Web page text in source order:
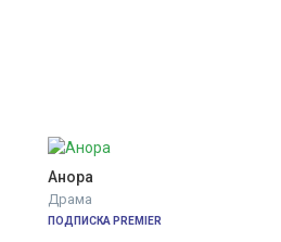
Анора
Драма
ПОДПИСКА PREMIER